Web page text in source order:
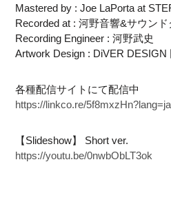
Mastered by : Joe LaPorta at
Recorded at : 河野音響&サウン
Recording Engineer : 河野武史
Artwork Design : DiVER DESIGN
各種配信サイトにて配信中
https://linkco.re/5f8mxzHn?lang=ja
【Slideshow】 Short ver.
https://youtu.be/0nwbObLT3ok